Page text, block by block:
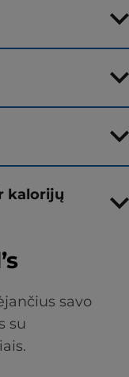
kalorijų
savo
su